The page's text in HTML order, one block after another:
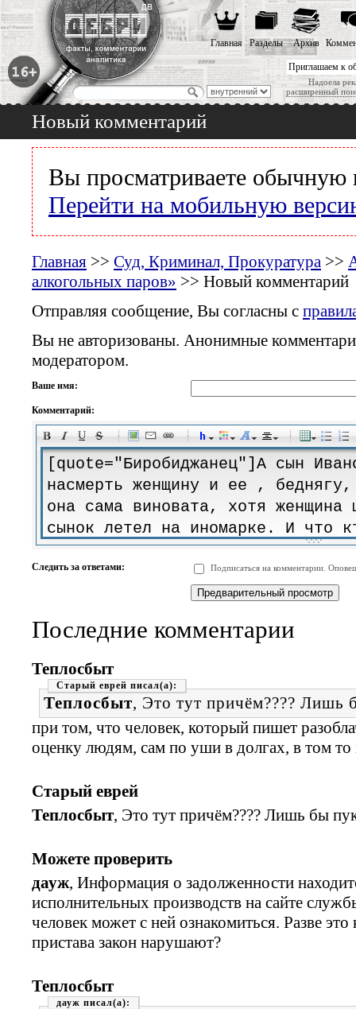
Приглашаем к
Надоела
расширенный
Главная Разделы Архив
Новый комментарий
Вы просматриваете обычную
Перейти на мобильную
Главная >> Суд, Криминал, Прокуратура >>
алкогольных паров» >> Новый комментарий
Отправляя сообщение, Вы согласны с
Вы не авторизованы. Анонимные
модератором.
Ваше имя:
Комментарий:
-
-
-
-
-
-
-
-
-
-
-
-
-
-
-
-
-
-
-
-
-
-
-
-
-
-
Следить за ответами: Подписаться на комментарии.
Последние комментарии
Теплосбыт
Старый еврей
Теплосбыт, Это тут причём???? Лишь
при том, что человек, который пишет
оценку людям, сам по уши в долгах, в том то
Старый еврей
Теплосбыт, Это тут причём???? Лишь бы
Можете проверить
дауж, Информация о задолженности
исполнительных производств на сайте
человек может с ней ознакомиться. Разве
пристава закон нарушают?
Теплосбыт
дауж